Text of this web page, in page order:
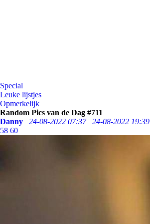
Special
Leuke lijstjes
Opmerkelijk
Random Pics van de Dag #711
Danny
24-08-2022 07:37 24-08-2022 19:39
58 60